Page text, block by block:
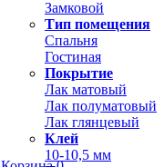
Замковой
Тип помещения
Спальня
Гостиная
Покрытие
Лак матовый
Лак полуматовый
Лак глянцевый
Клей
10-10,5 мм